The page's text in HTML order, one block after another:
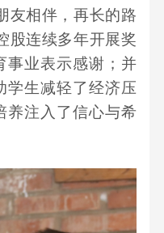
友相伴，再长的路
股连续多年开展奖
事业表示感谢 ； 并
学生减轻了经济压
养注入了信心与希